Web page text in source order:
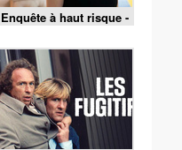
Enquête à haut risque -
02/08/2026